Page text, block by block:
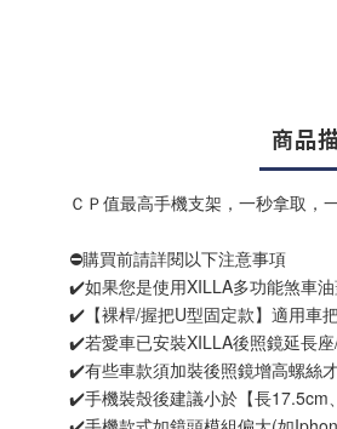
商品
ＣＰ值最高手機支架，一秒拿取，
⛔購買前請詳閱以下注意事項
✔️如果您是使用XILLA多功能煞車
✔️【裸桿/握把U型固定款】適用車
✔️若愛車已安裝XILLA後照鏡延長
✔️有些車款須加裝後照鏡增高螺絲
✔️手機裝殼後建議小於【長17.5cm